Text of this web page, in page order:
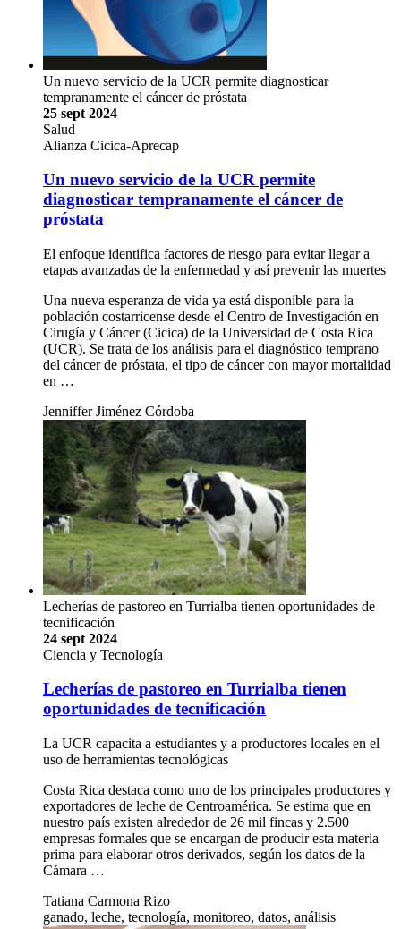
Un nuevo servicio de la UCR permite diagnosticar
tempranamente el cáncer de próstata
25 sept 2024
Salud
Alianza Cicica-Aprecap
Un nuevo servicio de la UCR permite
diagnosticar tempranamente el cáncer de
próstata
El enfoque identifica factores de riesgo para evitar llegar a
etapas avanzadas de la enfermedad y así prevenir las muertes
Una nueva esperanza de vida ya está disponible para la
población costarricense desde el Centro de Investigación en
Cirugía y Cáncer (Cicica) de la Universidad de Costa Rica
(UCR). Se trata de los análisis para el diagnóstico temprano
del cáncer de próstata, el tipo de cáncer con mayor mortalidad
en …
Jenniffer Jiménez Córdoba
Lecherías de pastoreo en Turrialba tienen oportunidades de
tecnificación
24 sept 2024
Ciencia y Tecnología
Lecherías de pastoreo en Turrialba tienen
oportunidades de tecnificación
La UCR capacita a estudiantes y a productores locales en el
uso de herramientas tecnológicas
Costa Rica destaca como uno de los principales productores y
exportadores de leche de Centroamérica. Se estima que en
nuestro país existen alrededor de 26 mil fincas y 2.500
empresas formales que se encargan de producir esta materia
prima para elaborar otros derivados, según los datos de la
Cámara …
Tatiana Carmona Rizo
ganado, leche, tecnología, monitoreo, datos, análisis